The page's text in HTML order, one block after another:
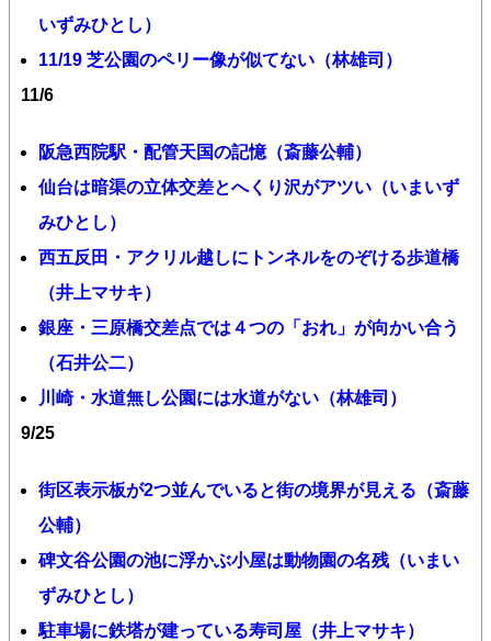
いずみひとし）
11/19 芝公園のペリー像が似てない（林雄司）
11/6
阪急西院駅・配管天国の記憶（斎藤公輔）
仙台は暗渠の立体交差とへくり沢がアツい（いまいず
みひとし）
西五反田・アクリル越しにトンネルをのぞける歩道橋
（井上マサキ）
銀座・三原橋交差点では４つの「おれ」が向かい合う
（石井公二）
川崎・水道無し公園には水道がない（林雄司）
9/25
街区表示板が2つ並んでいると街の境界が見える（斎藤
公輔）
碑文谷公園の池に浮かぶ小屋は動物園の名残（いまい
ずみひとし）
駐車場に鉄塔が建っている寿司屋（井上マサキ）